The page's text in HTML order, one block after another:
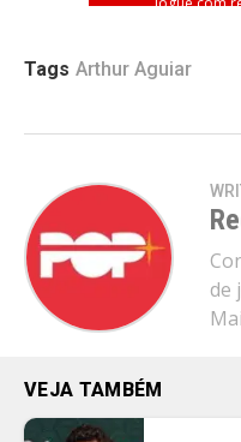
Tags Arthur Aguiar
de
VEJA TAMBÉM